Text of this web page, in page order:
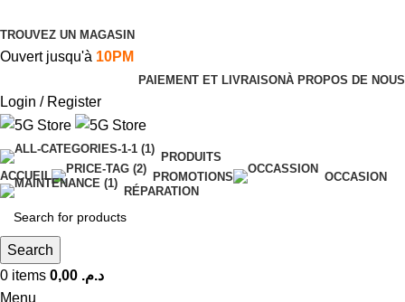
TROUVEZ UN MAGASIN
Ouvert jusqu'à 10PM
PAIEMENT ET LIVRAISONÀ PROPOS DE NOUS
Login / Register
PRODUITS
ACCUEIL
PROMOTIONS
OCCASION
RÉPARATION
Search
0 items د.م.
Menu